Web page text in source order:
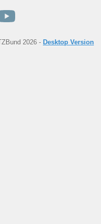
2026 - Desktop Version